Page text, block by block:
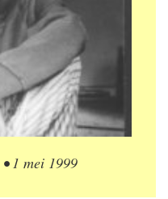
•1 mei 1999